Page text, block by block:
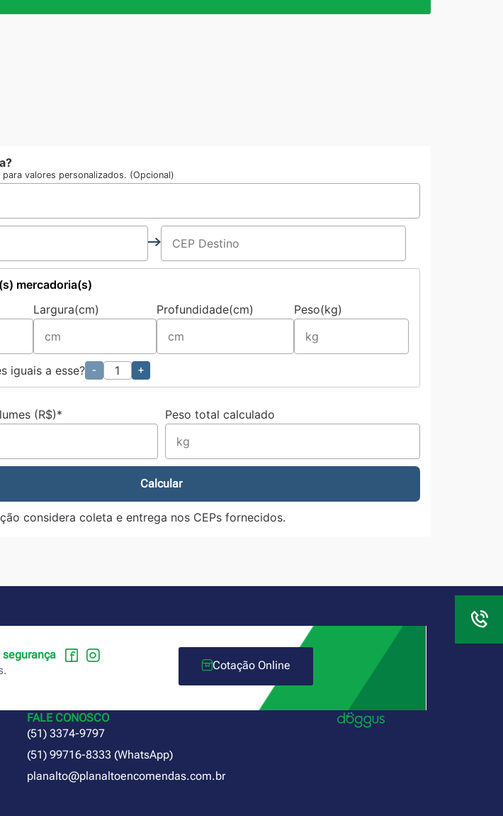
para valores personalizados. (Opcional)
mercadoria(s)
Largura(cm) Profundidade(cm) Peso(kg)
iguais a esse? - +
(R$)* Peso total calculado
Calcular
considera coleta e entrega nos CEPs fornecidos.
Cotação Online
FALE CONOSCO
(51) 3374-9797
(51) 99716-8333 (WhatsApp)
planalto@planaltoencomendas.com.br